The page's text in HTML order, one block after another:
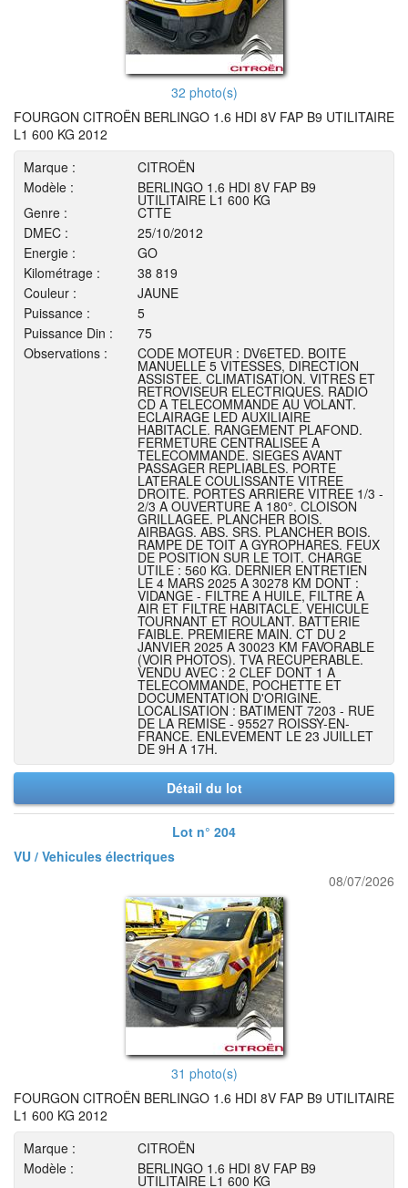
32 photo(s)
FOURGON CITROËN BERLINGO 1.6 HDI 8V FAP B9 UTILITAIRE
L1 600 KG 2012
Marque :
CITROËN
Modèle :
BERLINGO 1.6 HDI 8V FAP B9
UTILITAIRE L1 600 KG
Genre :
CTTE
DMEC :
25/10/2012
Energie :
GO
Kilométrage :
38 819
Couleur :
JAUNE
Puissance :
5
Puissance Din :
75
Observations :
CODE MOTEUR : DV6ETED. BOITE
MANUELLE 5 VITESSES, DIRECTION
ASSISTEE. CLIMATISATION. VITRES ET
RETROVISEUR ELECTRIQUES. RADIO
CD A TELECOMMANDE AU VOLANT.
ECLAIRAGE LED AUXILIAIRE
HABITACLE. RANGEMENT PLAFOND.
FERMETURE CENTRALISEE A
TELECOMMANDE. SIEGES AVANT
PASSAGER REPLIABLES. PORTE
LATERALE COULISSANTE VITREE
DROITE. PORTES ARRIERE VITREE 1/3 -
2/3 A OUVERTURE A 180°. CLOISON
GRILLAGEE. PLANCHER BOIS.
AIRBAGS. ABS. SRS. PLANCHER BOIS.
RAMPE DE TOIT A GYROPHARES. FEUX
DE POSITION SUR LE TOIT. CHARGE
UTILE : 560 KG. DERNIER ENTRETIEN
LE 4 MARS 2025 A 30278 KM DONT :
VIDANGE - FILTRE A HUILE, FILTRE A
AIR ET FILTRE HABITACLE. VEHICULE
TOURNANT ET ROULANT. BATTERIE
FAIBLE. PREMIERE MAIN. CT DU 2
JANVIER 2025 A 30023 KM FAVORABLE
(VOIR PHOTOS). TVA RECUPERABLE.
VENDU AVEC : 2 CLEF DONT 1 A
TELECOMMANDE, POCHETTE ET
DOCUMENTATION D'ORIGINE.
LOCALISATION : BATIMENT 7203 - RUE
DE LA REMISE - 95527 ROISSY-EN-
FRANCE. ENLEVEMENT LE 23 JUILLET
DE 9H A 17H.
Détail du lot
Lot n° 204
VU / Vehicules électriques
08/07/2026
31 photo(s)
FOURGON CITROËN BERLINGO 1.6 HDI 8V FAP B9 UTILITAIRE
L1 600 KG 2012
Marque :
CITROËN
Modèle :
BERLINGO 1.6 HDI 8V FAP B9
UTILITAIRE L1 600 KG